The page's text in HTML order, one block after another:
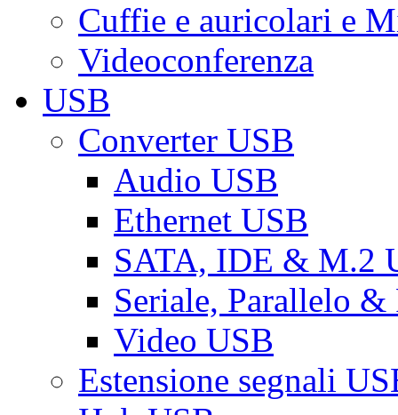
Cuffie e auricolari e
Videoconferenza
USB
Converter USB
Audio USB
Ethernet USB
SATA, IDE & M.2
Seriale, Parallelo &
Video USB
Estensione segnali